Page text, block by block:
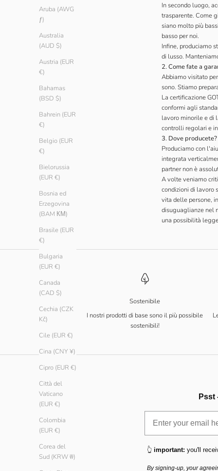
Aruba (AWG
ƒ)
Australia
(AUD $)
Austria (EUR
€)
Bahamas
(BSD $)
Bahrein (EUR
€)
Belgio (EUR
€)
Bielorussia
(EUR €)
Bosnia ed
Erzegovina
(BAM КМ)
Brasile (EUR
€)
Bulgaria
(EUR €)
Canada
(CAD $)
Cechia (CZK
Kč)
Cile (EUR €)
Cina (CNY ¥)
Cipro (EUR €)
Città del
Vaticano
(EUR €)
Colombia
(EUR €)
Corea del
Sud (KRW ₩)
In secondo luogo,
trasparente. Come
siano molto più
basso per noi.
Infine, produciamo
di lusso.
2. Come fate a
Abbiamo visitato
sono. Stiamo
La certificazione
conformi agli
lavoro minorile e di
controlli regolari e
3. Dove producete?
Produciamo con
integrata
partner non è
A volte veniamo
condizioni di lavoro
vita delle persone,
disuguaglianze nel
una possibilità
Sostenibile
I nostri prodotti di base sono il più possibile
sostenibili!
Psst
👆 important: you'll
By signing-up, your